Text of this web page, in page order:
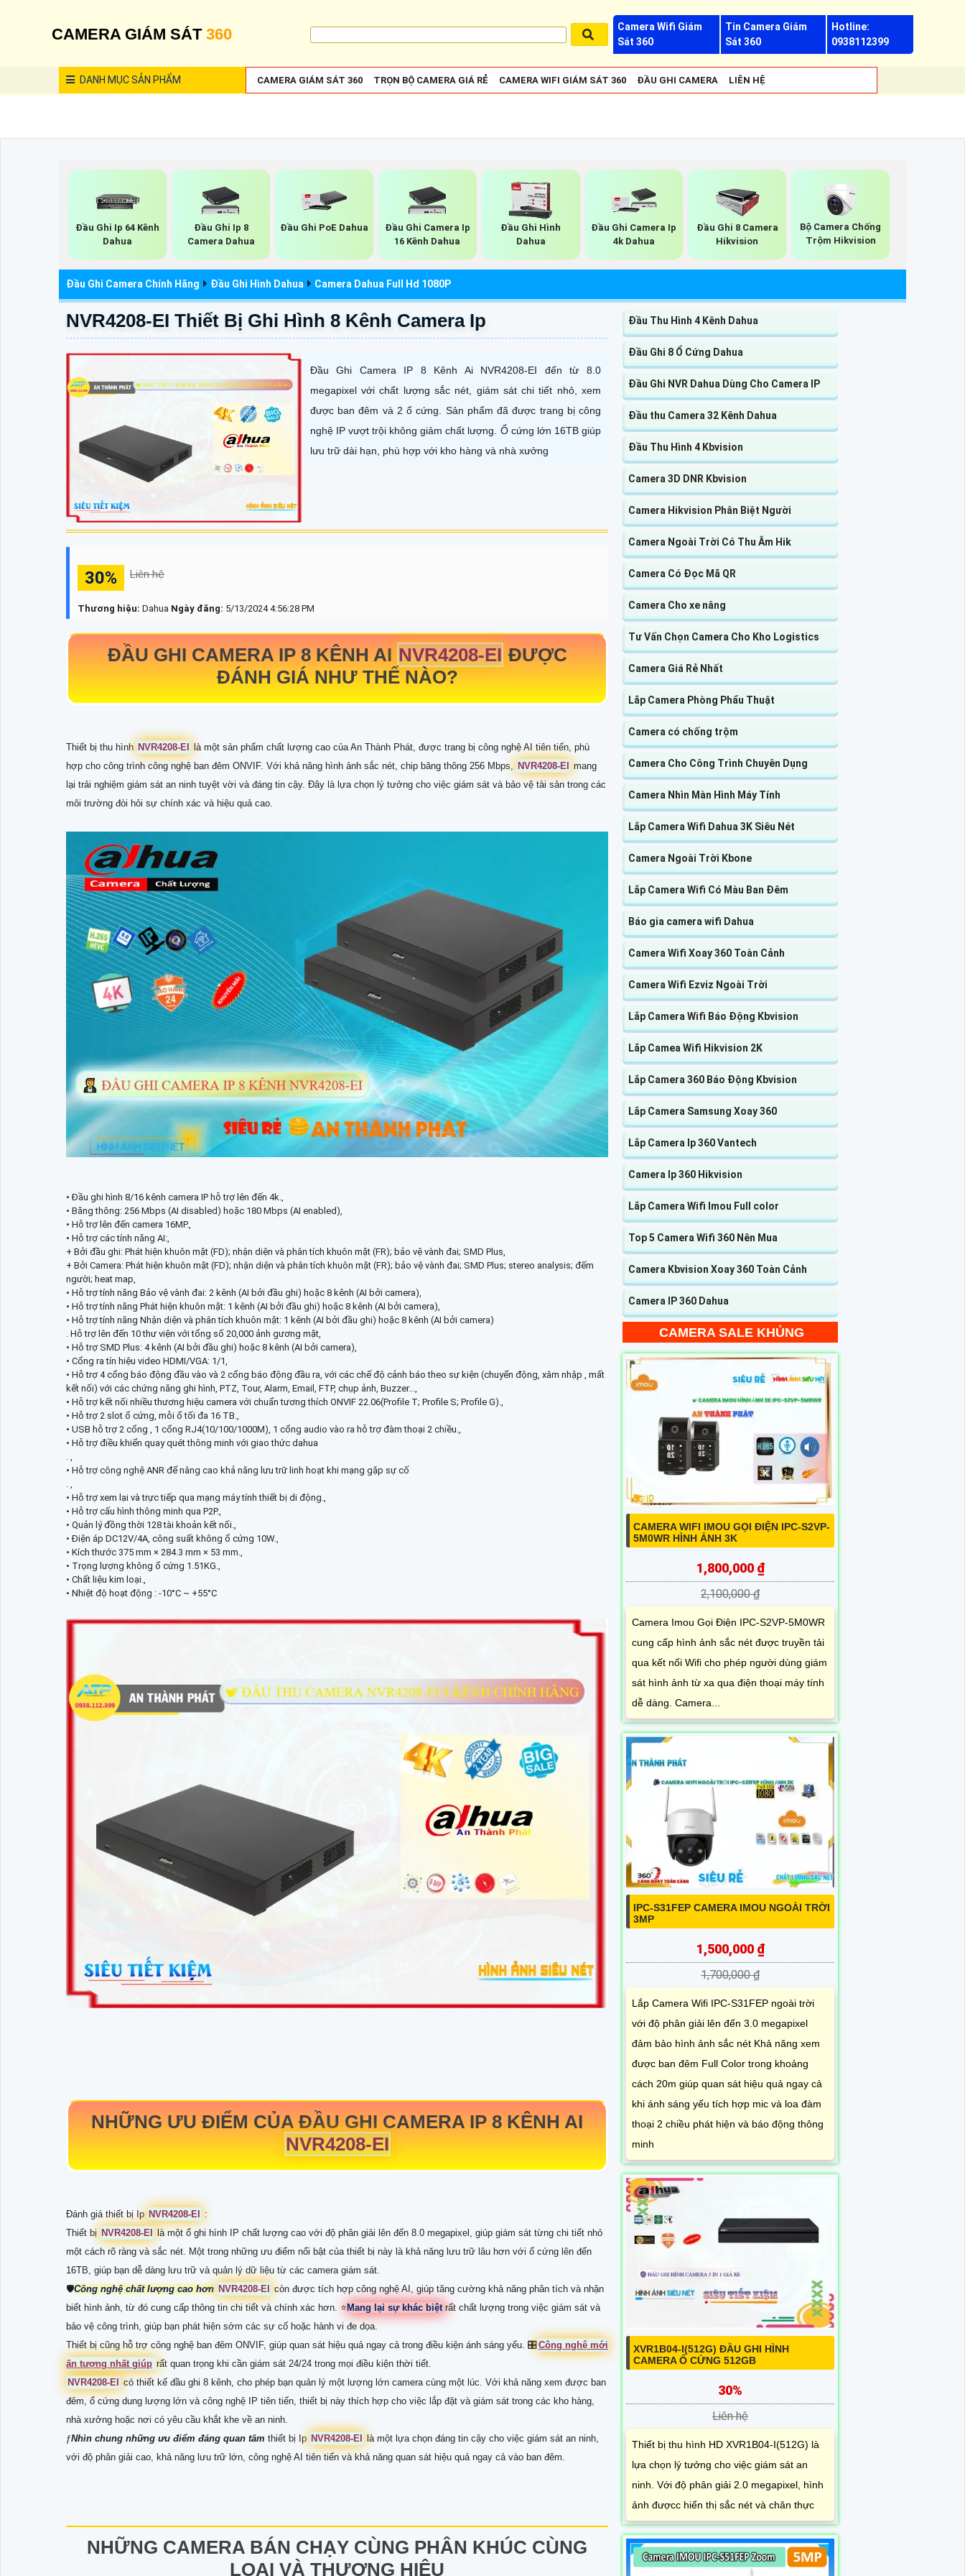
CAMERA GIÁM SÁT 360
Camera Wifi Giám
Sát 360
Tin Camera Giám
Sát 360
Hotline:
0938112399
DANH MỤCSẢN PHẨM CAMERA GIÁM SÁT 360 TRỌN BỘ CAMERA GIÁ RẺ CAMERA WIFI GIÁM SÁT 360 ĐẦU GHI CAMERA LIÊN HỆ
Đầu Ghi Ip 64 Kênh
Dahua
Đầu Ghi Ip 8
Camera Dahua
Đầu Ghi PoE Dahua
Đầu Ghi Camera Ip
16 Kênh Dahua
Đầu Ghi Hình
Dahua
Đầu Ghi Camera Ip
4k Dahua
Đầu Ghi 8 Camera
Hikvision
Bộ Camera Chống
Trộm Hikvision
Đầu Ghi Camera Chính Hãng Đầu Ghi Hình Dahua Camera Dahua Full Hd 1080P
NVR4208-EI Thiết Bị Ghi Hình 8 Kênh Camera Ip
Đầu Ghi Camera IP 8 Kênh Ai NVR4208-EI đến từ 8.0
megapixel với chất lượng sắc nét, giám sát chi tiết nhỏ, xem
được ban đêm và 2 ổ cứng. Sản phẩm đã được trang bị công
nghệ IP vượt trội không giảm chất lượng. Ổ cứng lớn 16TB giúp
lưu trữ dài hạn, phù hợp với kho hàng và nhà xưởng
30% Liên hệ
Thương hiệu: Dahua Ngày đăng: 5/13/2024 4:56:28 PM
ĐẦU GHI CAMERA IP 8 KÊNH AI NVR4208-EI ĐƯỢC
ĐÁNH GIÁ NHƯ THẾ NÀO?
Thiết bị thu hình NVR4208-EI
là một sản phẩm chất lượng cao của An Thành Phát, được trang bị công nghệ AI tiên tiến, phù
hợp cho công trình công nghệ ban đêm ONVIF. Với khả năng hình ảnh sắc nét, chip băng thông 256 Mbps, NVR4208-EI
mang
lại trải nghiệm giám sát an ninh tuyệt vời và đáng tin cậy. Đây là lựa chọn lý tưởng cho việc giám sát và bảo vệ tài sản trong các
môi trường đòi hỏi sự chính xác và hiệu quả cao.
• Đầu ghi hình 8/16 kênh camera IP hỗ trợ lên đến 4k.,
• Băng thông: 256 Mbps (AI disabled) hoặc 180 Mbps (AI enabled),
• Hỗ trợ lên đến camera 16MP.,
• Hỗ trợ các tính năng AI:,
+ Bởi đầu ghi: Phát hiện khuôn mặt (FD); nhận diện và phân tích khuôn mặt (FR); bảo vệ vành đai; SMD Plus,
+ Bởi Camera: Phát hiện khuôn mặt (FD); nhận diện và phân tích khuôn mặt (FR); bảo vệ vành đai; SMD Plus; stereo analysis; đếm
người; heat map,
• Hỗ trợ tính năng Bảo vệ vành đai: 2 kênh (AI bởi đầu ghi) hoặc 8 kênh (AI bởi camera),
• Hỗ trợ tính năng Phát hiện khuôn mặt: 1 kênh (AI bởi đầu ghi) hoặc 8 kênh (AI bởi camera),
• Hỗ trợ tính năng Nhận diện và phân tích khuôn mặt: 1 kênh (AI bởi đầu ghi) hoặc 8 kênh (AI bởi camera)
. Hỗ trợ lên đến 10 thư viện với tổng số 20,000 ảnh gương mặt,
• Hỗ trợ SMD Plus: 4 kênh (AI bởi đầu ghi) hoặc 8 kênh (AI bởi camera),
• Cổng ra tín hiệu video HDMI/VGA: 1/1,
• Hỗ trợ 4 cổng báo động đầu vào và 2 cổng báo động đầu ra, với các chế độ cảnh báo theo sự kiện (chuyển động, xâm nhập , mất
kết nối) với các chứng năng ghi hình, PTZ, Tour, Alarm, Email, FTP, chụp ảnh, Buzzer...,
• Hỗ trợ kết nối nhiều thương hiệu camera với chuẩn tương thích ONVIF 22.06(Profile T; Profile S; Profile G).,
• Hỗ trợ 2 slot ổ cứng, mỗi ổ tối đa 16 TB.,
• USB hỗ trợ 2 cổng , 1 cổng RJ4(10/100/1000M), 1 cổng audio vào ra hỗ trợ đàm thoại 2 chiều.,
• Hỗ trợ điều khiển quay quét thông minh với giao thức dahua
. ,
• Hỗ trợ công nghệ ANR để nâng cao khả năng lưu trữ linh hoạt khi mạng gặp sự cố
. ,
• Hỗ trợ xem lại và trực tiếp qua mạng máy tính thiết bị di động.,
• Hỗ trợ cấu hình thông minh qua P2P.,
• Quản lý đồng thời 128 tài khoản kết nối.,
• Điện áp DC12V/4A, công suất không ổ cứng 10W.,
• Kích thước 375 mm × 284.3 mm × 53 mm.,
• Trọng lượng không ổ cứng 1.51KG.,
• Chất liệu kim loại.,
• Nhiệt độ hoạt động : -10°C ~ +55°C
NHỮNG ƯU ĐIỂM CỦA ĐẦU GHI CAMERA IP 8 KÊNH AI
NVR4208-EI
Đánh giá thiết bị Ip NVR4208-EI :
Thiết bị NVR4208-EI là một ổ ghi hình IP chất lượng cao với độ phân giải lên đến 8.0 megapixel, giúp giám sát từng chi tiết nhỏ
một cách rõ ràng và sắc nét. Một trong những ưu điểm nổi bật của thiết bị này là khả năng lưu trữ lâu hơn với ổ cứng lên đến
16TB, giúp bạn dễ dàng lưu trữ và quản lý dữ liệu từ các camera giám sát.
🛡Công nghệ chất lượng cao hơn NVR4208-EI còn được tích hợp công nghệ AI, giúp tăng cường khả năng phân tích và nhận
biết hình ảnh, từ đó cung cấp thông tin chi tiết và chính xác hơn. ⭐Mang lại sự khác biệt rất chất lượng trong việc giám sát và
bảo vệ công trình, giúp bạn phát hiện sớm các sự cố hoặc hành vi đe dọa.
Thiết bị cũng hỗ trợ công nghệ ban đêm ONVIF, giúp quan sát hiệu quả ngay cả trong điều kiện ánh sáng yếu. 🎛Công nghệ mới
ấn tượng nhất giúp rất quan trọng khi cần giám sát 24/24 trong mọi điều kiện thời tiết.
NVR4208-EI có thiết kế đầu ghi 8 kênh, cho phép bạn quản lý một lượng lớn camera cùng một lúc. Với khả năng xem được ban
đêm, ổ cứng dung lượng lớn và công nghệ IP tiên tiến, thiết bị này thích hợp cho việc lắp đặt và giám sát trong các kho hàng,
nhà xưởng hoặc nơi có yêu cầu khắt khe về an ninh.
ƒNhìn chung những ưu điểm đáng quan tâm thiết bị Ip NVR4208-EI là một lựa chọn đáng tin cậy cho việc giám sát an ninh,
với độ phân giải cao, khả năng lưu trữ lớn, công nghệ AI tiên tiến và khả năng quan sát hiệu quả ngay cả vào ban đêm.
NHỮNG CAMERA BÁN CHẠY CÙNG PHÂN KHÚC CÙNG
LOẠI VÀ THƯƠNG HIỆU
Đầu Thu Hình 4 Kênh Dahua
Đầu Ghi 8 Ổ Cứng Dahua
Đầu Ghi NVR Dahua Dùng Cho Camera IP
Đầu thu Camera 32 Kênh Dahua
Đầu Thu Hình 4 Kbvision
Camera 3D DNR Kbvision
Camera Hikvision Phân Biệt Người
Camera Ngoài Trời Có Thu Âm Hik
Camera Có Đọc Mã QR
Camera Cho xe nâng
Tư Vấn Chọn Camera Cho Kho Logistics
Camera Giá Rẻ Nhất
Lắp Camera Phòng Phẩu Thuật
Camera có chống trộm
Camera Cho Công Trình Chuyên Dụng
Camera Nhìn Màn Hình Máy Tính
Lắp Camera Wifi Dahua 3K Siêu Nét
Camera Ngoài Trời Kbone
Lắp Camera Wifi Có Màu Ban Đêm
Báo gia camera wifi Dahua
Camera Wifi Xoay 360 Toàn Cảnh
Camera Wifi Ezviz Ngoài Trời
Lắp Camera Wifi Báo Động Kbvision
Lắp Camea Wifi Hikvision 2K
Lắp Camera 360 Báo Động Kbvision
Lắp Camera Samsung Xoay 360
Lắp Camera Ip 360 Vantech
Camera Ip 360 Hikvision
Lắp Camera Wifi Imou Full color
Top 5 Camera Wifi 360 Nên Mua
Camera Kbvision Xoay 360 Toàn Cảnh
Camera IP 360 Dahua
CAMERA SALE KHỦNG
CAMERA WIFI IMOU GỌI ĐIỆN IPC-S2VP-
5M0WR HÌNH ẢNH 3K
1,800,000 ₫
2,100,000 ₫
Camera Imou Gọi Điện IPC-S2VP-5M0WR
cung cấp hình ảnh sắc nét được truyền tải
qua kết nối Wifi cho phép người dùng giám
sát hình ảnh từ xa qua điện thoại máy tính
dễ dàng. Camera...
IPC-S31FEP CAMERA IMOU NGOÀI TRỜI
3MP
1,500,000 ₫
1,700,000 ₫
Lắp Camera Wifi IPC-S31FEP ngoài trời
với độ phân giải lên đến 3.0 megapixel
đảm bảo hình ảnh sắc nét Khả năng xem
được ban đêm Full Color trong khoảng
cách 20m giúp quan sát hiệu quả ngay cả
khi ánh sáng yếu tích hợp mic và loa đàm
thoại 2 chiều phát hiện và báo động thông
minh
XVR1B04-I(512G) ĐẦU GHI HÌNH
CAMERA Ổ CỨNG 512GB
30%
Liên hệ
Thiết bị thu hình HD XVR1B04-I(512G) là
lựa chọn lý tưởng cho việc giám sát an
ninh. Với độ phân giải 2.0 megapixel, hình
ảnh đượcc hiển thị sắc nét và chân thực